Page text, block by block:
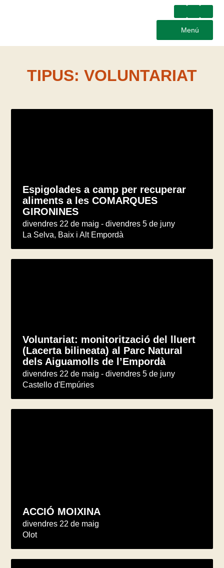
Menú
TIPUS: VOLUNTARIAT
Espigolades a camp per recuperar
aliments a les COMARQUES
GIRONINES
divendres 22 de maig - divendres 5 de juny
La Selva, Baix i Alt Empordà
Voluntariat: monitorització del lluert
(Lacerta bilineata) al Parc Natural
dels Aiguamolls de l’Empordà
divendres 22 de maig - divendres 5 de juny
Castello d'Empúries
ACCIÓ MOIXINA
divendres 22 de maig
Olot